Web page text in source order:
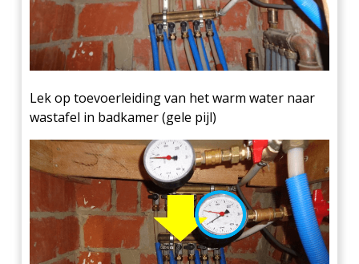
Lek op toevoerleiding van het warm water naar
wastafel in badkamer (gele pijl)